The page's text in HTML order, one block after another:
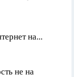
на...
не на